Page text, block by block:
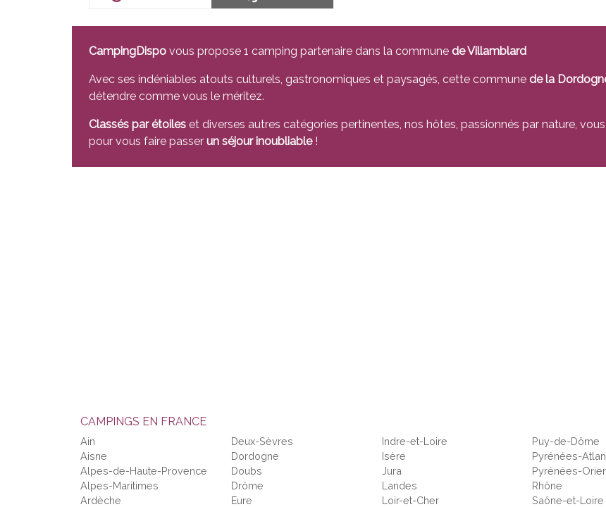
CampingDispo vous propose 1 camping partenaire dans la commune de Villamblard
Avec ses indéniables atouts culturels, gastronomiques et paysagés, cette commune de la
détendre comme vous le méritez.
Classés par étoiles et diverses autres catégories pertinentes, nos hôtes, passionnés par nature,
pour vous faire passer un séjour inoubliable!
CAMPINGS EN FRANCE
Ain
Aisne
Alpes-de-Haute-Provence
Alpes-Maritimes
Ardèche
Deux-Sèvres
Dordogne
Doubs
Drôme
Eure
Indre-et-Loire
Isère
Jura
Landes
Loir-et-Cher
Puy-de-Dôme
Pyrénées-
Pyrénées-
Rhône
Saône-et-Loire